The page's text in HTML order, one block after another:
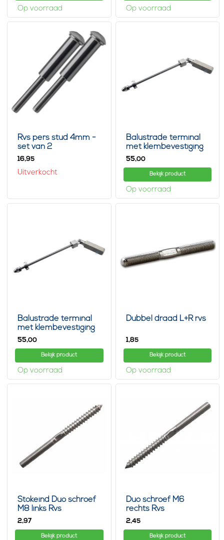
Op voorraad Op voorraad
Rvs pers stud 4mm -
set van 2
16,95
Uitverkocht
Balustrade terminal
met klembevestiging
3mm
55,00
Bekijk product
Op voorraad
Balustrade terminal
met klembevestiging
4mm
55,00
Bekijk product
Op voorraad
Dubbel draad L+R rvs
1,85
Bekijk product
Op voorraad
Stokeind Duo schroef
M8 links Rvs
2,97
Bekijk product
Duo schroef M6
rechts Rvs
2,45
Bekijk product